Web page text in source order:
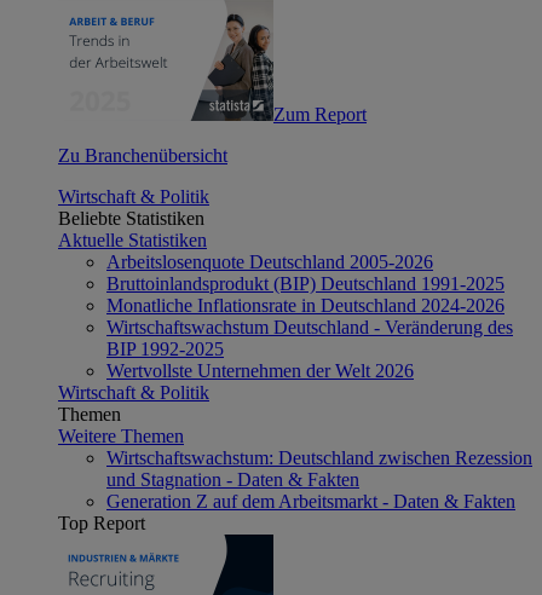
Zum Report
Zu Branchenübersicht
Wirtschaft & Politik
Beliebte Statistiken
Aktuelle Statistiken
Arbeitslosenquote Deutschland 2005-2026
Bruttoinlandsprodukt (BIP) Deutschland 1991-2025
Monatliche Inflationsrate in Deutschland 2024-2026
Wirtschaftswachstum Deutschland - Veränderung des
BIP 1992-2025
Wertvollste Unternehmen der Welt 2026
Wirtschaft & Politik
Themen
Weitere Themen
Wirtschaftswachstum: Deutschland zwischen Rezession
und Stagnation - Daten & Fakten
Generation Z auf dem Arbeitsmarkt - Daten & Fakten
Top Report